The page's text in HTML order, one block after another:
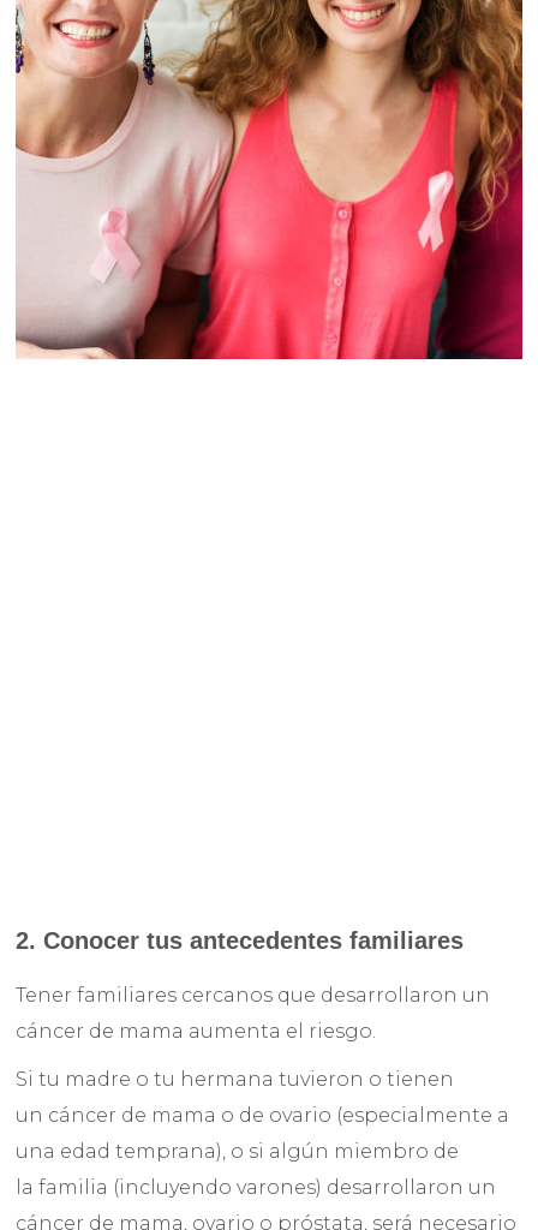
2. Conocer tusantecedentes familiares
Tener familiares cercanos que desarrollaron un
cáncer de mama aumenta el riesgo.
Si tu madre o tu hermana tuvieron o tienen
un cáncer de mama o de ovario (especialmente a
una edad temprana), o si algún miembro de
la familia (incluyendo varones) desarrollaron un
cáncer de mama, ovario o próstata, será necesario